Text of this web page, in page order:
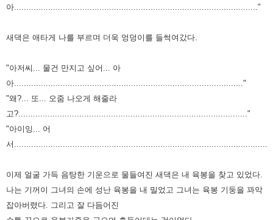
아...................................................................................................."
새댁은 애타게 나를 부르며 더욱 엉덩이를 들썩여갔다.
"아저씨... 물건 만지고 싶어... 아
아.............................................................................................."
"왜?... 또... 오줌 나오게 해줄라
고?.............................................................................................."
"아이잉... 어
서
이제 얼굴 가득 음탕한 기운으로 물들여진 새댁은 내 육봉을 찾고 있었다.
나는 기꺼이 그녀의 손에 성난 육봉을 내 밀었고 그녀는 육봉 기둥을 꽈악
잡아버렸다. 그리고 잘 다듬어진